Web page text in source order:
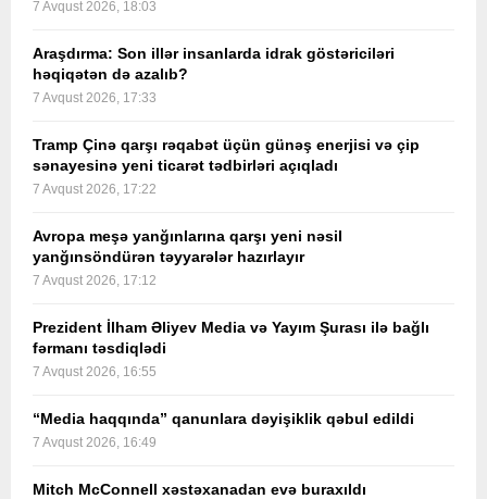
7 Avqust 2026, 18:03
Araşdırma: Son illər insanlarda idrak göstəriciləri
həqiqətən də azalıb?
7 Avqust 2026, 17:33
Tramp Çinə qarşı rəqabət üçün günəş enerjisi və çip
sənayesinə yeni ticarət tədbirləri açıqladı
7 Avqust 2026, 17:22
Avropa meşə yanğınlarına qarşı yeni nəsil
yanğınsöndürən təyyarələr hazırlayır
7 Avqust 2026, 17:12
Prezident İlham Əliyev Media və Yayım Şurası ilə bağlı
fərmanı təsdiqlədi
7 Avqust 2026, 16:55
“Media haqqında” qanunlara dəyişiklik qəbul edildi
7 Avqust 2026, 16:49
Mitch McConnell xəstəxanadan evə buraxıldı